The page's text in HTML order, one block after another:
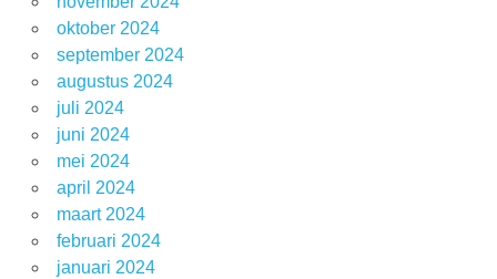
oktober 2024
september 2024
augustus 2024
juli 2024
juni 2024
mei 2024
april 2024
maart 2024
februari 2024
januari 2024